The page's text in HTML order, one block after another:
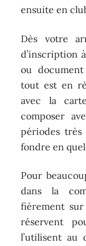
ensuite en
Dès votre
d’inscription
ou
tout est en
avec la
composer
périodes très
fondre en
Pour
dans la
fièrement sur
réservent
l’utilisent au